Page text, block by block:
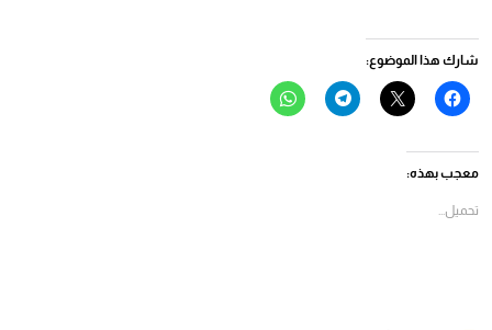
شارك هذا الموضوع:
انقر
للمشاركة
(فتح
في
نافذة
النقر
للمشاركة
انقر
للمشاركة
انقر
للمشاركة
معجب بهذه:
تحميل...